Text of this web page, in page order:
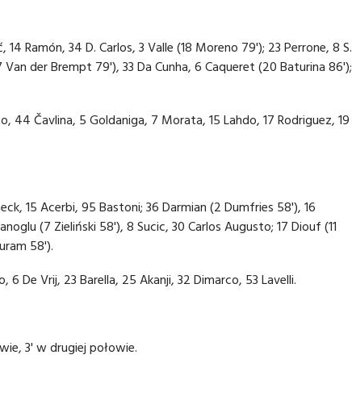
14 Ramón, 34 D. Carlos, 3 Valle (18 Moreno 79'); 23 Perrone, 8 S.
der Brempt 79'), 33 Da Cunha, 6 Caqueret (20 Baturina 86');
44 Čavlina, 5 Goldaniga, 7 Morata, 15 Lahdo, 17 Rodriguez, 19
15 Acerbi, 95 Bastoni; 36 Darmian (2 Dumfries 58'), 16
(7 Zieliński 58'), 8 Sucic, 30 Carlos Augusto; 17 Diouf (11
58').
6 De Vrij, 23 Barella, 25 Akanji, 32 Dimarco, 53 Lavelli.
3' w drugiej połowie.